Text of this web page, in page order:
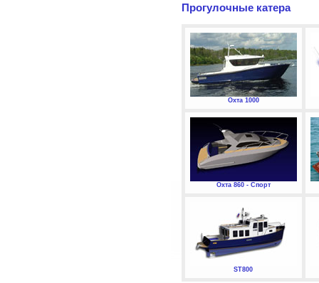
Прогулочные катера
Охта 1000
Охта 860 - Спорт
ST800